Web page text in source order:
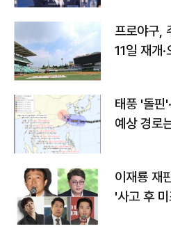
프로야구,
11일 재개
태풍 '돌핀
예상 경로
이재룡 재
'사고 후